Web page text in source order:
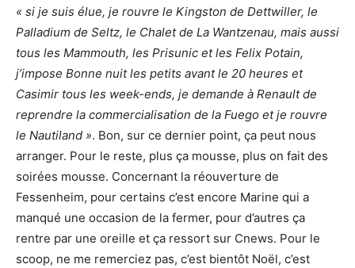
« si je suis élue, je rouvre le Kingston de Dettwiller, le
Palladium de Seltz, le Chalet de La Wantzenau, mais aussi
tous les Mammouth, les Prisunic et les Felix Potain,
j’impose Bonne nuit les petits avant le 20 heures et
Casimir tous les week-ends, je demande à Renault de
reprendre la commercialisation de la Fuego et je rouvre
le Nautiland ». Bon, sur ce dernier point, ça peut nous
arranger. Pour le reste, plus ça mousse, plus on fait des
soirées mousse. Concernant la réouverture de
Fessenheim, pour certains c’est encore Marine qui a
manqué une occasion de la fermer, pour d’autres ça
rentre par une oreille et ça ressort sur Cnews. Pour le
scoop, ne me remerciez pas, c’est bientôt Noël, c’est